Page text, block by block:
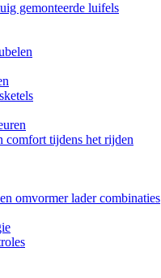
gemonteerde luifels
comfort tijdens het rijden
omvormer lader combinaties